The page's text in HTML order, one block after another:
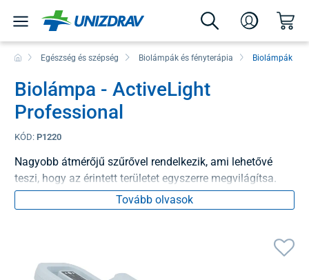
Egészség és szépség Biolámpák és fényterápia Biolámpák
Biolámpa - ActiveLight
Professional
KÓD: P1220
Nagyobb átmérőjű szűrővel rendelkezik, ami lehetővé
teszi, hogy az érintett területet egyszerre megvilágítsa.
Tovább olvasok